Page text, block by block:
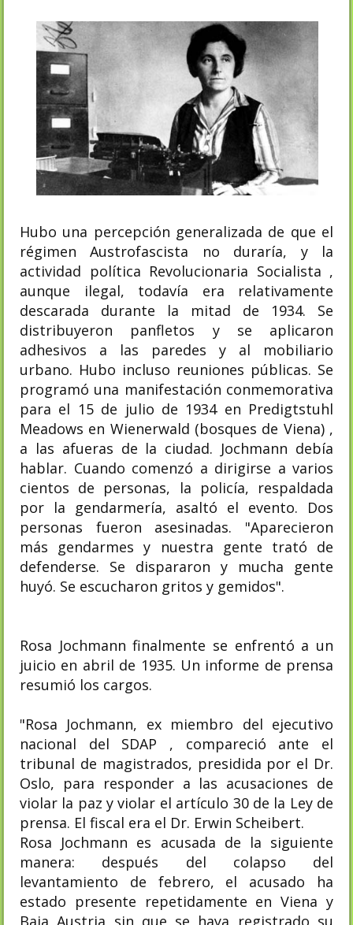
Hubo una percepción generalizada de que el
régimen Austrofascista no duraría, y la
actividad política Revolucionaria Socialista ,
aunque ilegal, todavía era relativamente
descarada durante la mitad de 1934. Se
distribuyeron panfletos y se aplicaron
adhesivos a las paredes y al mobiliario
urbano. Hubo incluso reuniones públicas. Se
programó una manifestación conmemorativa
para el 15 de julio de 1934 en Predigtstuhl
Meadows en Wienerwald (bosques de Viena) ,
a las afueras de la ciudad. Jochmann debía
hablar. Cuando comenzó a dirigirse a varios
cientos de personas, la policía, respaldada
por la gendarmería, asaltó el evento. Dos
personas fueron asesinadas. "Aparecieron
más gendarmes y nuestra gente trató de
defenderse. Se dispararon y mucha gente
huyó. Se escucharon gritos y gemidos".
Rosa Jochmann finalmente se enfrentó a un
juicio en abril de 1935. Un informe de prensa
resumió los cargos.
"Rosa Jochmann, ex miembro del ejecutivo
nacional del SDAP , compareció ante el
tribunal de magistrados, presidida por el Dr.
Oslo, para responder a las acusaciones de
violar la paz y violar el artículo 30 de la Ley de
prensa. El fiscal era el Dr. Erwin Scheibert.
Rosa Jochmann es acusada de la siguiente
manera: después del colapso del
levantamiento de febrero, el acusado ha
estado presente repetidamente en Viena y